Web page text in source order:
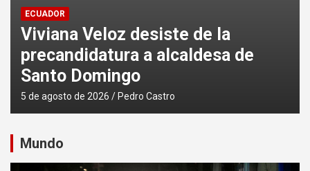
ECUADOR
Ecuador alquilará motores a
diésel para el estiaje eléctrico
4 de agosto de 2026 Pedro Castro
Mundo